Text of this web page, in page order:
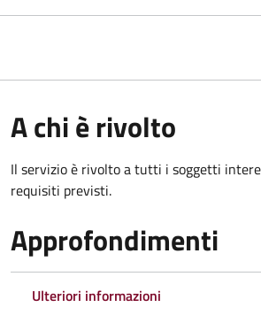
A chi è rivolto
Il servizio è rivolto a tutti i soggetti
requisiti previsti.
Approfondimenti
Ulteriori informazioni